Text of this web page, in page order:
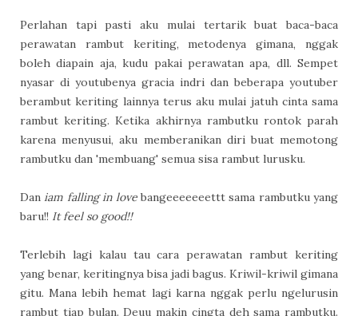
Perlahan tapi pasti aku mulai tertarik buat baca-baca
perawatan rambut keriting, metodenya gimana, nggak
boleh diapain aja, kudu pakai perawatan apa, dll. Sempet
nyasar di youtubenya gracia indri dan beberapa youtuber
berambut keriting lainnya terus aku mulai jatuh cinta sama
rambut keriting. Ketika akhirnya rambutku rontok parah
karena menyusui, aku memberanikan diri buat memotong
rambutku dan 'membuang' semua sisa rambut lurusku.
Daniam falling in love bangeeeeeeettt sama rambutku yang
baru!! It feel so good!!
Terlebih lagi kalau tau cara perawatan rambut keriting
yang benar, keritingnya bisa jadi bagus. Kriwil-kriwil gimana
gitu. Mana lebih hemat lagi karna nggak perlu ngelurusin
rambut tiap bulan. Deuu makin cingta deh sama rambutku.